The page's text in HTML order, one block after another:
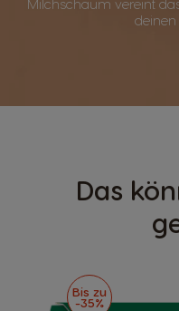
deinen
Das
Bis zu
-35%